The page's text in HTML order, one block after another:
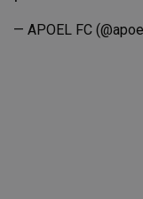
— APOEL FC